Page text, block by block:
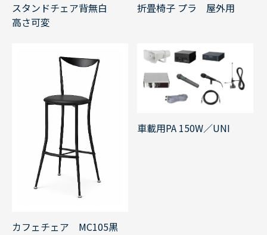
スタンドチェア背無白
高さ可変
折畳椅子 プラ 屋外用
カフェチェア MC105黒
車載用PA 150W／UNI